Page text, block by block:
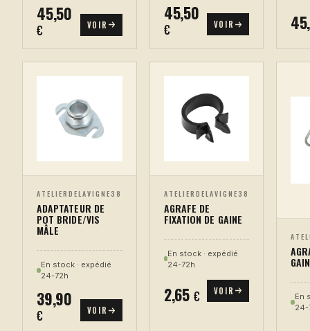
45,50
€ VOIR
45,50
€ VOIR
ATELIERDELAVIGNE38
ADAPTATEUR DE
POT BRIDE/VIS
MÂLE
En stock · expédié
24-72h
39,90
€ VOIR
ATELIERDELAVIGNE38
AGRAFE DE
FIXATION DE GAINE
En stock · expédié
24-72h
2,65 € VOIR
En
24-